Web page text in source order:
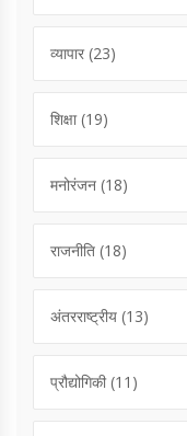
व्यापार (23)
शिक्षा(19)
मनोरंजन (18)
राजनीति (18)
अंतरराष्ट्रीय (13)
प्रौद्योगिकी(11)